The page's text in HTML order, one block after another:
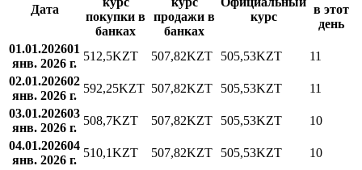
Дата
покупки в
банках
продажи в
банках
курс
в этот
день
01.01.202601
янв. 2026 г.
512,5KZT 507,82KZT 505,53KZT
11
02.01.202602
янв. 2026 г.
592,25KZT 507,82KZT 505,53KZT
11
03.01.202603
янв. 2026 г.
508,7KZT 507,82KZT 505,53KZT
10
04.01.202604
янв. 2026 г.
510,1KZT 507,82KZT 505,53KZT
10